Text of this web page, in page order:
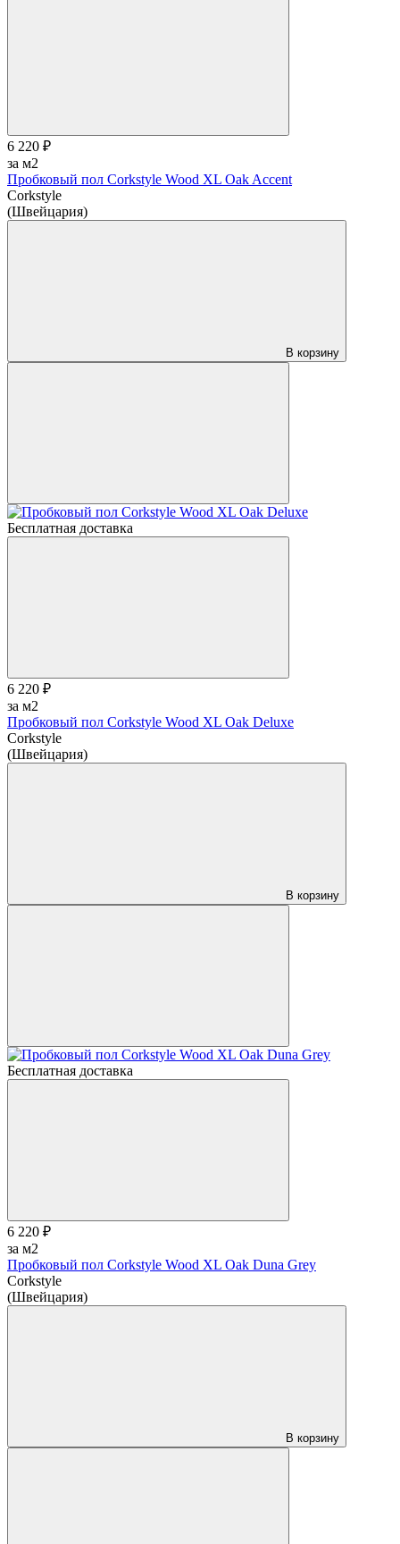
6 220 ₽
за м2
Пробковый пол Corkstyle Wood XL Oak Accent
Corkstyle
(Швейцария)
В корзину
Бесплатная доставка
6 220 ₽
за м2
Пробковый пол Corkstyle Wood XL Oak Deluxe
Corkstyle
(Швейцария)
В корзину
Бесплатная доставка
6 220 ₽
за м2
Пробковый пол Corkstyle Wood XL Oak Duna Grey
Corkstyle
(Швейцария)
В корзину